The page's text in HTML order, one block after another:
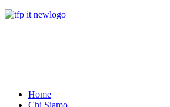
Home
Chi Siamo